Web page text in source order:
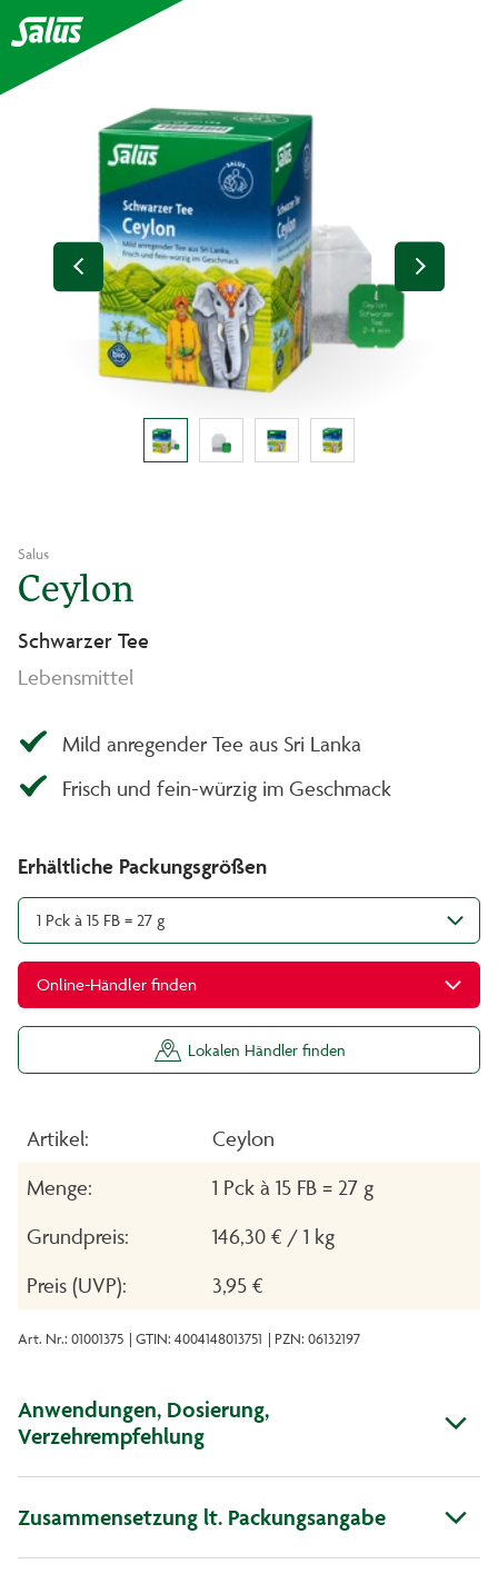
Salus
Ceylon
Schwarzer Tee
Lebensmittel
Mild anregender Tee aus Sri Lanka
Frisch und fein-würzig im Geschmack
Erhältliche Packungsgrößen
1 Pck à 15 FB = 27 g
Online-Händler finden
Lokalen Händler finden
Artikel:
Ceylon
Menge:
1 Pck à 15 FB = 27 g
Grundpreis:
146,30 € / 1 kg
Preis (UVP):
3,95 €
Art. Nr.: 01001375 | GTIN: 4004148013751 | PZN: 06132197
Anwendungen, Dosierung,
Verzehrempfehlung
Zusammensetzung lt. Packungsangabe